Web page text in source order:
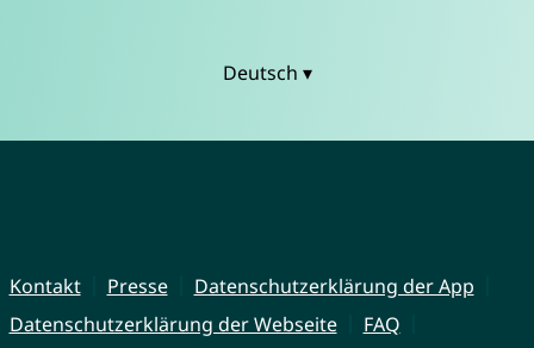
Deutsch ▾
Kontakt Presse
Datenschutzerklärung der App
Datenschutzerklärung der Webseite
FAQ